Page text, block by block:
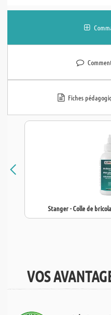
Fiches
Stanger - Colle de
VOS